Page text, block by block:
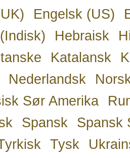
Engelsk (US)
Hebraisk
Katalansk
Nederlandsk
Sør Amerika
Spansk
Spansk
Tysk